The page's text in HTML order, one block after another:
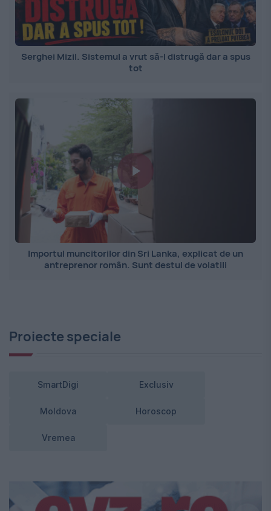
Serghei Mizil. Sistemul a vrut să-l distrugă dar a spus
tot
Importul muncitorilor din Sri Lanka, explicat de un
antreprenor român. Sunt destul de volatili
Proiecte speciale
SmartDigi Exclusiv
Moldova Horoscop
Vremea